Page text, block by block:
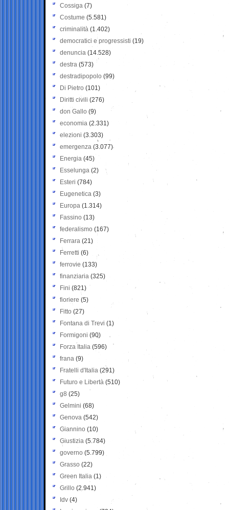
Cossiga (7)
Costume (5.581)
criminalità (1.402)
democratici e progressisti (19)
denuncia (14.528)
destra (573)
destradipopolo (99)
Di Pietro (101)
Diritti civili (276)
don Gallo (9)
economia (2.331)
elezioni (3.303)
emergenza (3.077)
Energia (45)
Esselunga (2)
Esteri (784)
Eugenetica (3)
Europa (1.314)
Fassino (13)
federalismo (167)
Ferrara (21)
Ferretti (6)
ferrovie (133)
finanziaria (325)
Fini (821)
fioriere (5)
Fitto (27)
Fontana di Trevi (1)
Formigoni (90)
Forza Italia (596)
frana (9)
Fratelli d'Italia (291)
Futuro e Libertà (510)
g8 (25)
Gelmini (68)
Genova (542)
Giannino (10)
Giustizia (5.784)
governo (5.799)
Grasso (22)
Green Italia (1)
Grillo (2.941)
Idv (4)